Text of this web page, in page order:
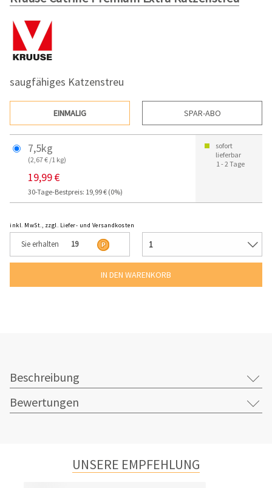
saugfähiges Katzenstreu
EINMALIG SPAR-ABO
7,5kg
(2,67 € /1 kg)
19,99 €
30-Tage-Bestpreis: 19,99 € (0%)
sofort
lieferbar
1 - 2 Tage
inkl. MwSt., zzgl. Liefer- und Versandkosten
Sie erhalten 19
Beschreibung
Bewertungen
UNSERE EMPFEHLUNG